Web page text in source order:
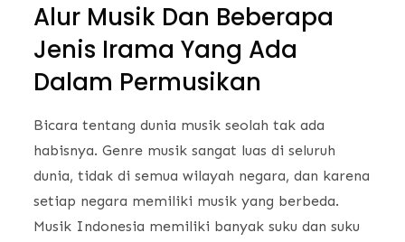
Alur Musik Dan Beberapa
Jenis Irama Yang Ada
Dalam Permusikan
Bicara tentang dunia musik seolah tak ada
habisnya. Genre musik sangat luas di seluruh
dunia, tidak di semua wilayah negara, dan karena
setiap negara memiliki musik yang berbeda.
Musik Indonesia memiliki banyak suku dan suku